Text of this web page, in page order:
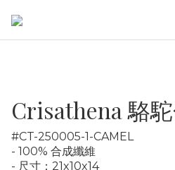
Crisathena 駱
#CT-250005-1-CAMEL
- 100% 合成纖維
- 尺寸：21x10x14